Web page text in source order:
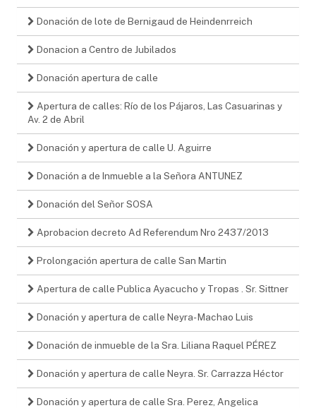
Donación de lote de Bernigaud de Heindenrreich
Donacion a Centro de Jubilados
Donación apertura de calle
Apertura de calles: Río de los Pájaros, Las Casuarinas y
Av. 2 de Abril
Donación y apertura de calle U. Aguirre
Donación a de Inmueble a la Señora ANTUNEZ
Donación del Señor SOSA
Aprobacion decreto Ad Referendum Nro 2437/2013
Prolongación apertura de calle San Martin
Apertura de calle Publica Ayacucho y Tropas . Sr. Sittner
Donación y apertura de calle Neyra- Machao Luis
Donación de inmueble de la Sra. Liliana Raquel PÉREZ
Donación y apertura de calle Neyra. Sr. Carrazza Héctor
Donación y apertura de calle Sra. Perez, Angelica